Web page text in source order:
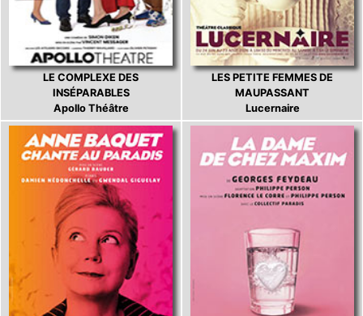
LE COMPLEXE DES
INSÉPARABLES
Apollo Théâtre
LES PETITE FEMMES DE
MAUPASSANT
Lucernaire